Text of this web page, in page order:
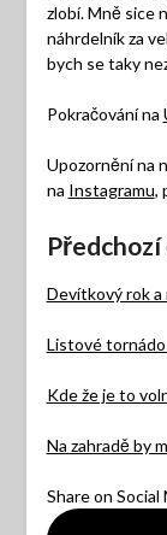
zlobí. Mně sice
náhrdelník za
bych se taky
Pokračování na
Upozornění na
na Instagramu,
Devítkový rok
Listové tornádo
Kde že je to
Na zahradě by
Share on Social